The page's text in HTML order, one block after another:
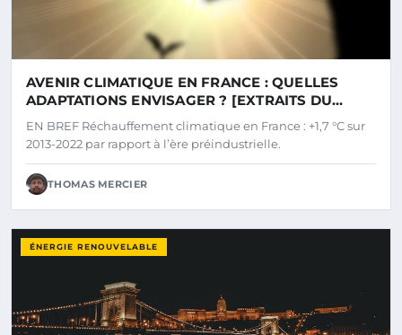
AVENIR CLIMATIQUE EN FRANCE : QUELLES
ADAPTATIONS ENVISAGER ? [EXTRAITS DU
RAPPORT DE MÉTÉO-FRANCE
EN BREF Réchauffement climatique en France : +1,7 °C sur
2013-2022 par rapport à l’ère préindustrielle.
THOMAS MERCIER
ÉNERGIE RENOUVELABLE